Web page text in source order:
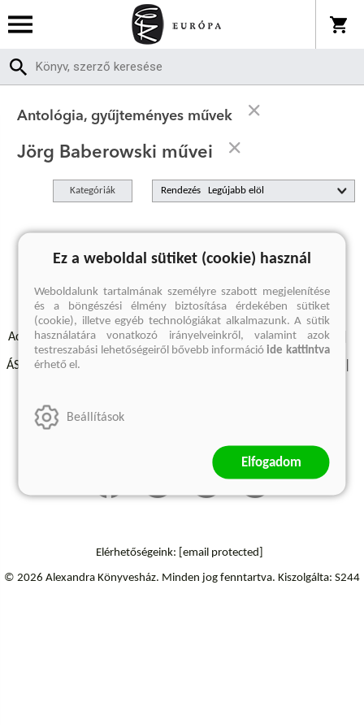
Antológia, gyűjteményes művek
Jörg Baberowski művei
Kategóriák Rendezés
A keresett kifejezésre nincs találat
Adatvédelmi szabályzatok Elállási felmondási nyilatkozat
ÁSZF - Vásárlási feltételek
Szállítási információk
Elérhetőségeink: [email protected]
© 2026 Alexandra Könyvesház. Minden jog fenntartva. Kiszolgálta: S244
Ez a weboldal sütiket (cookie) használ
Weboldalunk tartalmának személyre szabott megjelenítése
és a böngészési élmény biztosítása érdekében sütiket
(cookie), illetve egyéb technológiákat alkalmazunk. A sütik
használatára vonatkozó irányelveinkről, valamint azok
testreszabási lehetőségeiről bővebb információide kattintva
érhető el.
Beállítások
Elfogadom